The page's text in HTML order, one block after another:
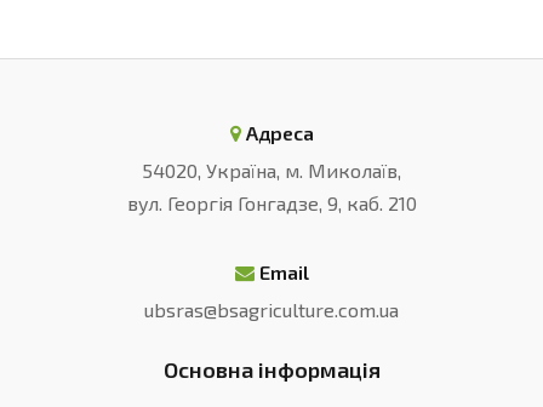
Адреса
54020, Україна, м. Миколаїв,
вул. Георгія Гонгадзе, 9, каб. 210
Email
ubsras@bsagriculture.com.ua
Основна інформація